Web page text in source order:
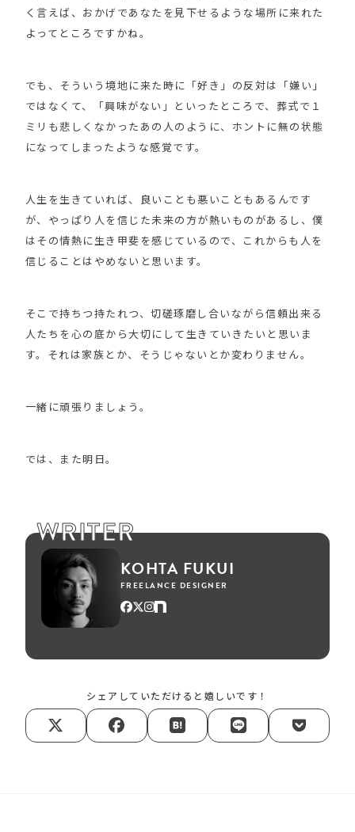
く言えば、おかげであなたを見下せるような場所に来れた
よってところですかね。
でも、そういう境地に来た時に「好き」の反対は「嫌い」
ではなくて、「興味がない」といったところで、葬式で１
ミリも悲しくなかったあの人のように、ホントに無の状態
になってしまったような感覚です。
人生を生きていれば、良いことも悪いこともあるんです
が、やっぱり人を信じた未来の方が熱いものがあるし、僕
はその情熱に生き甲斐を感じているので、これからも人を
信じることはやめないと思います。
そこで持ちつ持たれつ、切磋琢磨し合いながら信頼出来る
人たちを心の底から大切にして生きていきたいと思いま
す。それは家族とか、そうじゃないとか変わりません。
一緒に頑張りましょう。
では、また明日。
WRITER
KOHTA FUKUI
FREELANCE DESIGNER
シェアしていただけると嬉しいです！